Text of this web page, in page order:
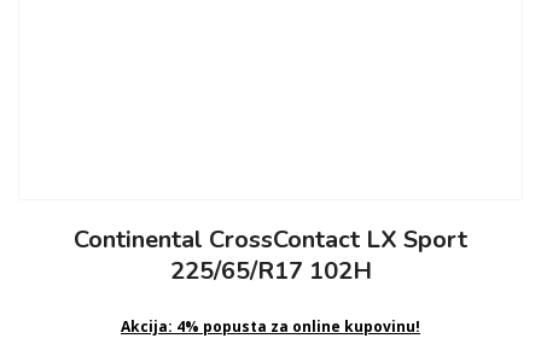
Continental CrossContact LX Sport
225/65/R17 102H
Akcija: 4% popusta za online kupovinu!